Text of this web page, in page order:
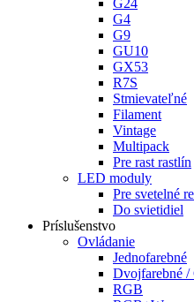
G24
G4
G9
GU10
GX53
R7S
Stmievateľné
Filament
Vintage
Multipack
Pre rast rastlín
LED moduly
Pre svetelné
Do svietidiel
Príslušenstvo
Ovládanie
Jednofarebné
Dvojfarebné /
RGB